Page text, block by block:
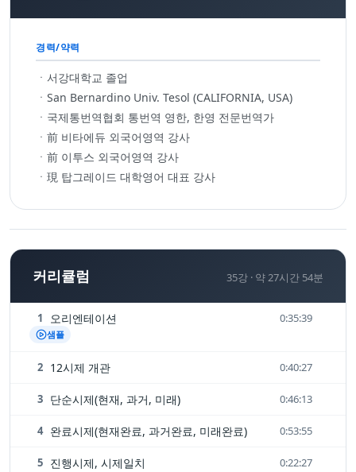
경력/약력
ㆍ서강대학교 졸업
ㆍSan Bernardino Univ. Tesol (CALIFORNIA, USA)
ㆍ국제통번역협회 통번역 영한, 한영 전문번역가
ㆍ前 비타에듀 외국어영역 강사
ㆍ前 이투스 외국어영역 강사
ㆍ現 탑그레이드 대학영어 대표 강사
커리큘럼 35강 · 약 27시간 54분
1 오리엔테이션
샘플
0:35:39
2 12시제 개관 0:40:27
3 단순시제(현재, 과거, 미래) 0:46:13
4 완료시제(현재완료, 과거완료, 미래완료) 0:53:55
5 진행시제, 시제일치 0:22:27